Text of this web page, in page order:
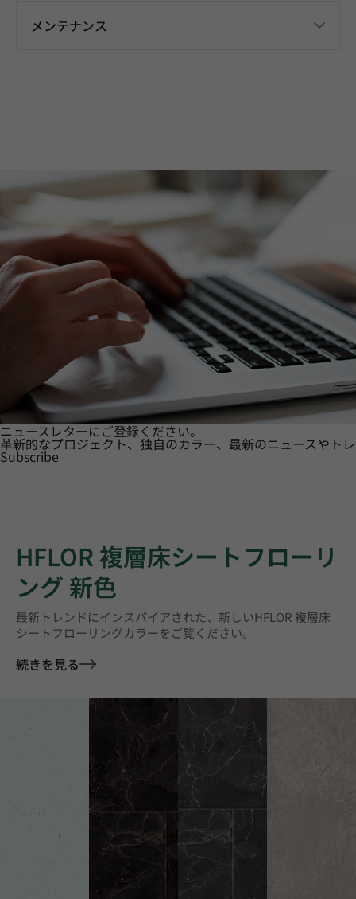
メンテナンス
ニュースレターにご登録ください。
革新的なプロジェクト、独自のカラー、最新のニュースやト
Subscribe
HFLOR 複層床シートフローリ
ング 新色
最新トレンドにインスパイアされた、新しいHFLOR 複層床
シートフローリングカラーをご覧ください。
続きを見る